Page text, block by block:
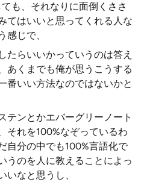
も、それなりに面倒くささ
てはいいと思ってくれる人な
感じで、
たらいいかっていうのは答え
あくまでも俺が思うこうする
番いい方法なのではないかと
テンとかエバーグリーノート
それを100%なぞっているわ
自分の中でも100%言語化で
うのを人に教えることによっ
いなと思うし、